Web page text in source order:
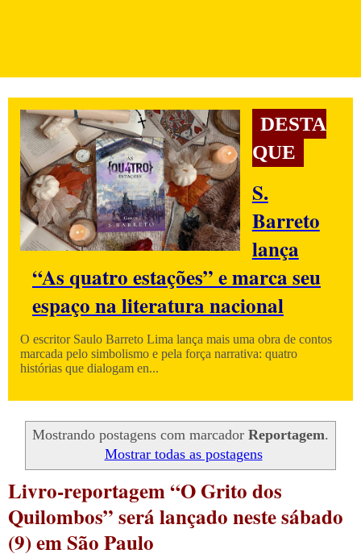
DESTA
QUE
S.
Barreto
lança
“As quatro estações” e marca seu
espaço na literatura nacional
O escritor Saulo Barreto Lima lança mais uma obra de contos
marcada pelo simbolismo e pela força narrativa: quatro
histórias que dialogam en...
Mostrando postagens com marcador Reportagem.
Mostrar todas as postagens
Livro-reportagem “O Grito dos
Quilombos” será lançado neste sábado
(9) em São Paulo